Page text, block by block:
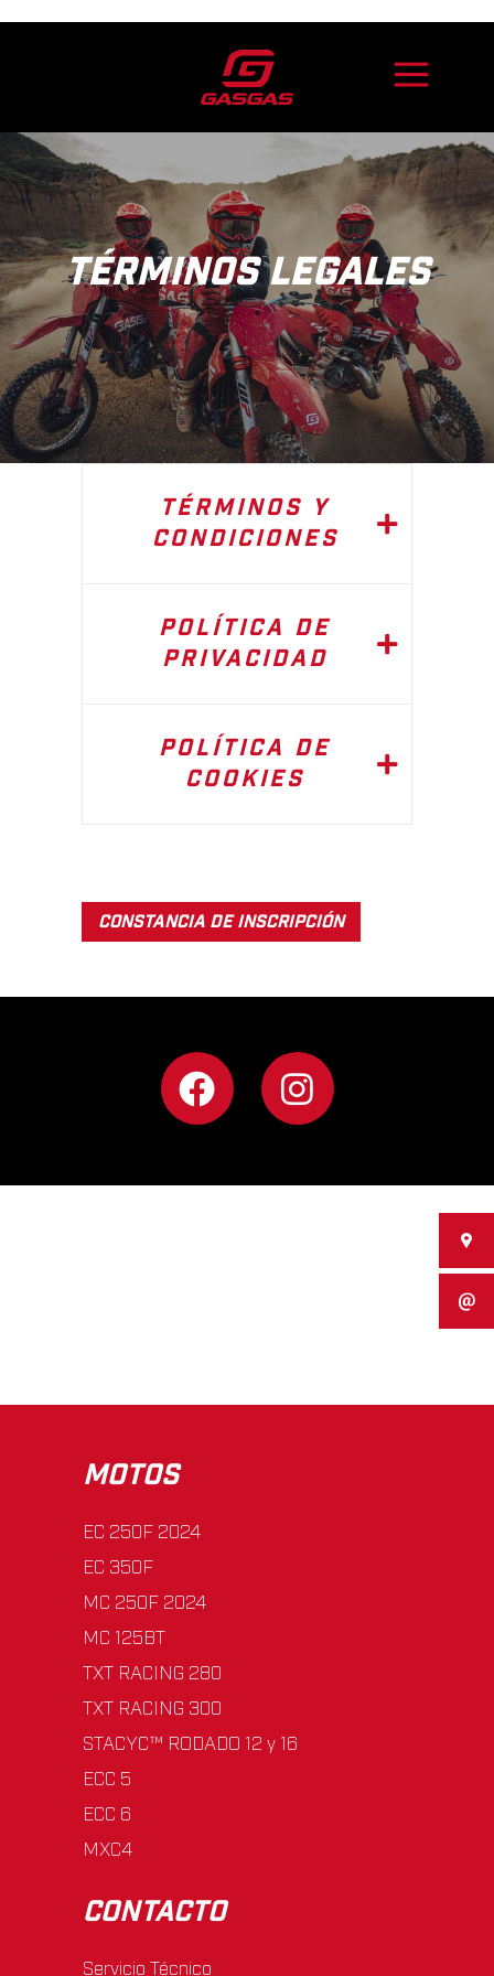
TÉRMINOS LEGALES
TÉRMINOS Y
CONDICIONES
POLÍTICA DE
PRIVACIDAD
POLÍTICA DE
COOKIES
CONSTANCIA DE INSCRIPCIÓN
MOTOS
EC 250F 2024
EC 350F
MC 250F 2024
MC 125BT
TXT RACING 280
TXT RACING 300
STACYC™ RODADO 12 y 16
ECC 5
ECC 6
MXC4
CONTACTO
Servicio Técnico